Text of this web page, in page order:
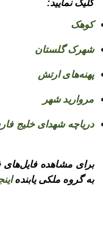
کلیک نمایید:
کوهک
شهرک گلستان
پهنه‌های ارتش
مروارید شهر
دریاچه شهدای خلیج
برای مشاهده
به گروه ملکی یابنده